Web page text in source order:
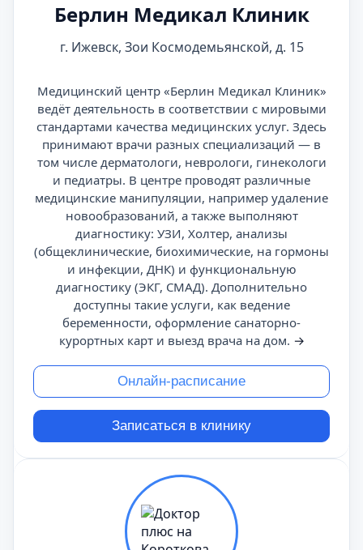
Берлин Медикал Клиник
г. Ижевск, Зои Космодемьянской, д. 15
Медицинский центр «Берлин Медикал Клиник»
ведёт деятельность в соответствии с мировыми
стандартами качества медицинских услуг. Здесь
принимают врачи разных специализаций — в
том числе дерматологи, неврологи, гинекологи
и педиатры. В центре проводят различные
медицинские манипуляции, например удаление
новообразований, а также выполняют
диагностику: УЗИ, Холтер, анализы
(общеклинические, биохимические, на гормоны
и инфекции, ДНК) и функциональную
диагностику (ЭКГ, СМАД). Дополнительно
доступны такие услуги, как ведение
беременности, оформление санаторно-
курортных карт и выезд врача на дом. →
Онлайн-расписание
Записаться в клинику